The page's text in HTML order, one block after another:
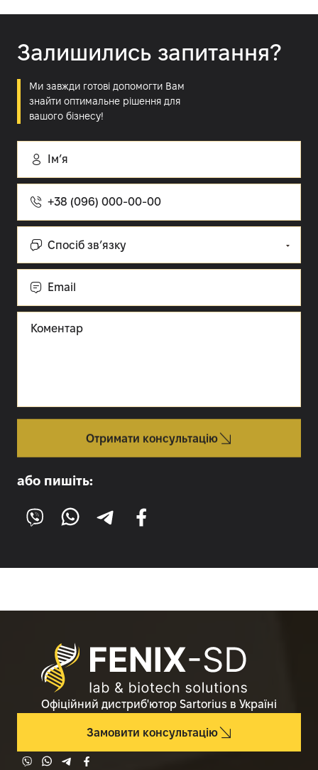
Залишились запитання?
Ми завжди готові допомогти Вам
знайти оптимальне рішення для
вашого бізнесу!
або пишіть:
телефону
зв’язку:Cпосіб зв’язку
Отримати консультацію
Офіційний дистриб'ютор Sartorius в Україні
Замовити консультацію